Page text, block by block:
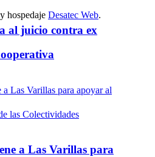
al juicio contra ex
a Las Varillas para
hospedaje Desatec Web.